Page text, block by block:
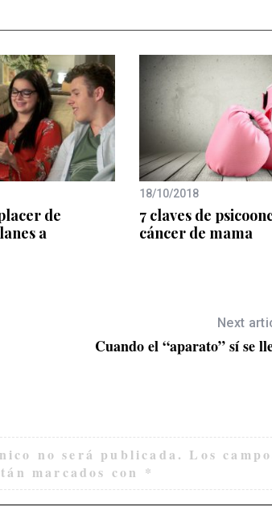
de
a
18/10/2018
7 claves de
cáncer de mama
Next
Cuando el “aparato” sí se
no será publicada. Los
marcados con *